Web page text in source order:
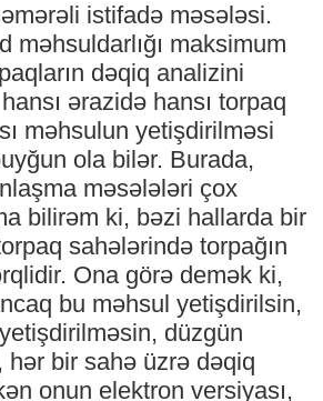
istifadə məsələsi.
məhsuldarlığı maksimum
dəqiq analizini
ərazidə hansı torpaq
məhsulun yetişdirilməsi
ola bilər. Burada,
məsələləri çox
bilirəm ki, bəzi hallarda bir
sahələrində torpağın
Ona görə demək ki,
bu məhsul yetişdirilsin,
düzgün
hər bir sahə üzrə dəqiq
onun elektron versiyası,